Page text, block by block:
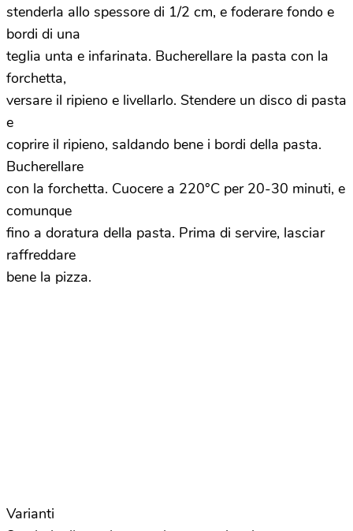
stenderla allo spessore di 1/2 cm, e foderare fondo e
bordi di una
teglia unta e infarinata. Bucherellare la pasta con la
forchetta,
versare il ripieno e livellarlo. Stendere un disco di pasta
e
coprire il ripieno, saldando bene i bordi della pasta.
Bucherellare
con la forchetta. Cuocere a 220°C per 20-30 minuti, e
comunque
fino a doratura della pasta. Prima di servire, lasciar
raffreddare
bene la pizza.
Varianti